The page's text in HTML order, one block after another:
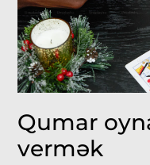
Qumar
vermək